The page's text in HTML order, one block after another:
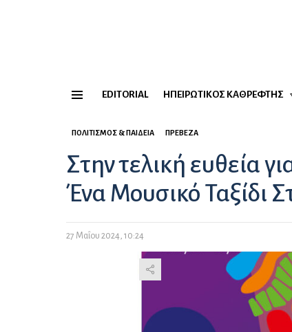
EDITORIAL ΗΠΕΙΡΏΤΙΚΟΣ ΚΑΘΡΈΦΤΗΣ
ΠΟΛΙΤΙΣΜΌΣ & ΠΑΙΔΕΊΑ ΠΡΈΒΕΖΑ
Στην τελική ευθεία
Ένα Μουσικό Ταξίδι
27 Μαΐου 2024, 10:24